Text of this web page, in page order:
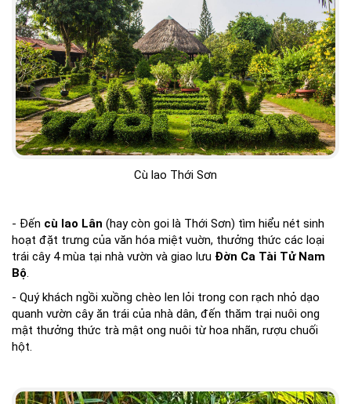
Cù lao Thới Sơn
- Đến cù lao Lân (hay còn goi là Thới Sơn) tìm hiểu nét sinh
hoạt đặt trưng của văn hóa miệt vuờn, thưởng thức các loại
trái cây 4 mùa tại nhà vườn và giao lưu Đờn Ca Tài Tử Nam
Bộ.
- Quý khách ngồi xuồng chèo len lỏi trong con rạch nhỏ dạo
quanh vườn cây ăn trái của nhà dân, đến thăm trại nuôi ong
mật thưởng thức trà mật ong nuôi từ hoa nhãn, rượu chuối
hột.